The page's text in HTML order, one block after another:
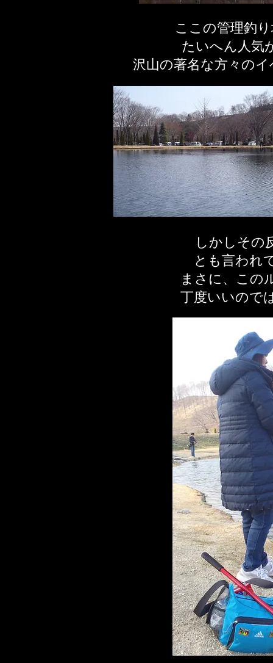
ここの管理釣
たいへん​人気
沢山の著名な方々の
しかしその
とも言われ
まさに、この
丁度いいので